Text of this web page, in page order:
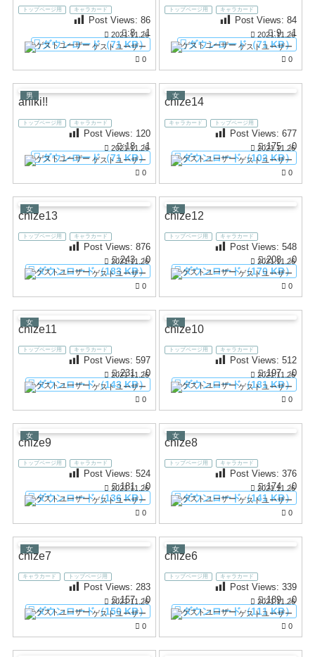
トップページ用 キャラカード
Post Views: 86
:8
:1
2021.11.26
ゲストユーザー
0
ダウンロード（71 KB）
トップページ用 キャラカード
Post Views: 84
:9
:1
2021.11.26
ゲストユーザー
0
ダウンロード（71 KB）
男
aniki!!
トップページ用 キャラカード
Post Views: 120
:18
:1
2021.11.26
ゲストユーザー
0
ダウンロード（71 KB）
女
chize14
キャラカード トップページ用
Post Views: 677
:175
:0
2021.11.26
ゲストユーザー
0
ダウンロード（102 KB）
女
chize13
トップページ用 キャラカード
Post Views: 876
:243
:0
2021.11.26
ゲストユーザー
0
ダウンロード（183 KB）
女
chize12
トップページ用 キャラカード
Post Views: 548
:208
:0
2021.11.26
ゲストユーザー
0
ダウンロード（170 KB）
女
chize11
トップページ用 キャラカード
Post Views: 597
:231
:0
2021.11.26
ゲストユーザー
0
ダウンロード（143 KB）
女
chize10
トップページ用 キャラカード
Post Views: 512
:197
:0
2021.11.26
ゲストユーザー
0
ダウンロード（181 KB）
女
chize9
トップページ用 キャラカード
Post Views: 524
:181
:0
2021.11.26
ゲストユーザー
0
ダウンロード（136 KB）
女
chize8
トップページ用 キャラカード
Post Views: 376
:174
:0
2021.11.26
ゲストユーザー
0
ダウンロード（141 KB）
女
chize7
キャラカード トップページ用
Post Views: 283
:157
:0
2021.11.26
ゲストユーザー
0
ダウンロード（150 KB）
女
chize6
トップページ用 キャラカード
Post Views: 339
:189
:0
2021.11.26
ゲストユーザー
0
ダウンロード（111 KB）